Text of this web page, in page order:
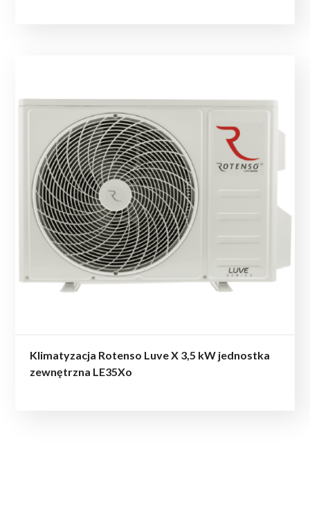
Klimatyzacja Rotenso Luve X 3,5 kW jednostka
zewnętrzna LE35Xo